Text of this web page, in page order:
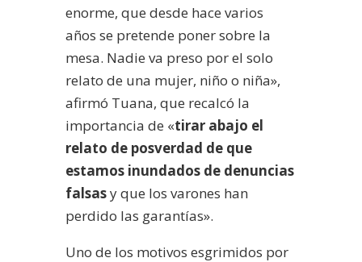
enorme, que desde hace varios
años se pretende poner sobre la
mesa. Nadie va preso por el solo
relato de una mujer, niño o niña»,
afirmó Tuana, que recalcó la
importancia de «tirar abajo el
relato de posverdad de que
estamos inundados de denuncias
falsasy que los varones han
perdido las garantías».
Uno de los motivos esgrimidos por